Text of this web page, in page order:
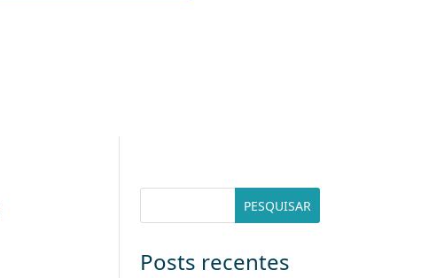
Posts recentes